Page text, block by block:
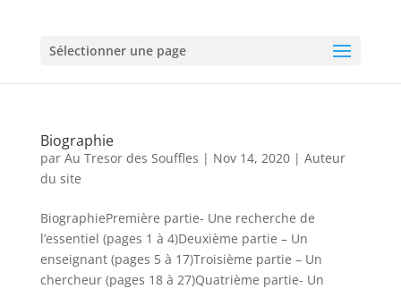
Sélectionner une page
Biographie
par Au Tresor des Souffles | Nov 14, 2020| Auteur
du site
BiographiePremière partie- Une recherche de
l’essentiel (pages 1 à 4)Deuxième partie – Un
enseignant (pages 5 à 17)Troisième partie – Un
chercheur (pages 18 à 27)Quatrième partie- Un